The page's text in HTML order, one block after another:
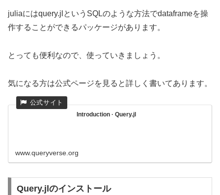
juliaにはquery.jlというSQLのような方法でdataframeを操
作することができるパッケージがあります。
とっても便利なので、使っていきましょう。
気になる方は公式ページを見ると詳しく書いてあります。
Introduction · Query.jl
www.queryverse.org
Query.jlのインストール